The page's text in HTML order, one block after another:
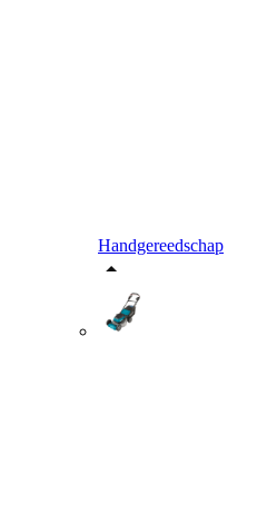
Handgereedschap